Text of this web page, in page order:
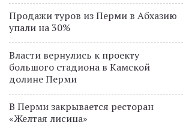
Продажи туров из Перми в Абхазию
упали на 30%
Власти вернулись к проекту
большого стадиона в Камской
долине Перми
В Перми закрывается ресторан
«Желтая лисица»